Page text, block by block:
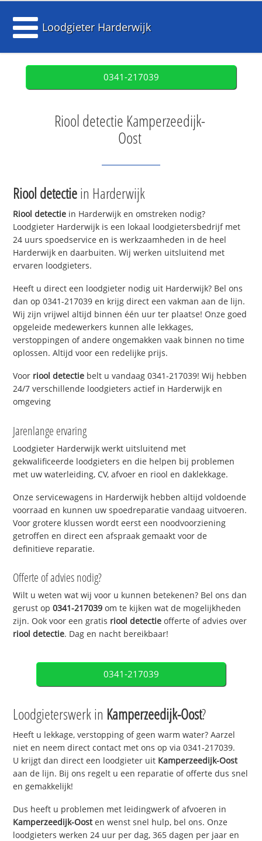
Loodgieter Harderwijk
0341-217039
Riool detectie Kamperzeedijk-
Oost
Riool detectiein Harderwijk
Riool detectie in Harderwijk en omstreken nodig?
Loodgieter Harderwijk is een lokaal loodgietersbedrijf met
24 uurs spoedservice en is werkzaamheden in de heel
Harderwijk en daarbuiten. Wij werken uitsluitend met
ervaren loodgieters.
Heeft u direct een loodgieter nodig uit Harderwijk? Bel ons
dan op 0341-217039 en krijg direct een vakman aan de lijn.
Wij zijn vrijwel altijd binnen één uur ter plaatse! Onze goed
opgeleide medewerkers kunnen alle lekkages,
verstoppingen of andere ongemakken vaak binnen no time
oplossen. Altijd voor een redelijke prijs.
Voor riool detectie belt u vandaag 0341-217039! Wij hebben
24/7 verschillende loodgieters actief in Harderwijk en
omgeving
Jarenlange ervaring
Loodgieter Harderwijk werkt uitsluitend met
gekwalificeerde loodgieters en die helpen bij problemen
met uw waterleiding, CV, afvoer en riool en daklekkage.
Onze servicewagens in Harderwijk hebben altijd voldoende
voorraad en kunnen uw spoedreparatie vandaag uitvoeren.
Voor grotere klussen wordt eerst een noodvoorziening
getroffen en direct een afspraak gemaakt voor de
definitieve reparatie.
Offerte of advies nodig?
Wilt u weten wat wij voor u kunnen betekenen? Bel ons dan
gerust op0341-217039 om te kijken wat de mogelijkheden
zijn. Ook voor een gratis riool detectie offerte of advies over
riool detectie. Dag en nacht bereikbaar!
0341-217039
Loodgieterswerk in Kamperzeedijk-Oost?
Heeft u lekkage, verstopping of geen warm water? Aarzel
niet en neem direct contact met ons op via 0341-217039.
U krijgt dan direct een loodgieter uit Kamperzeedijk-Oost
aan de lijn. Bij ons regelt u een reparatie of offerte dus snel
en gemakkelijk!
Dus heeft u problemen met leidingwerk of afvoeren in
Kamperzeedijk-Oosten wenst snel hulp, bel ons. Onze
loodgieters werken 24 uur per dag, 365 dagen per jaar en